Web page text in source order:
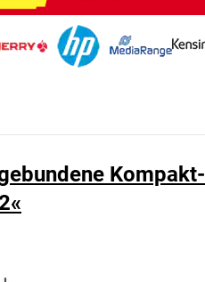
Kompakt-